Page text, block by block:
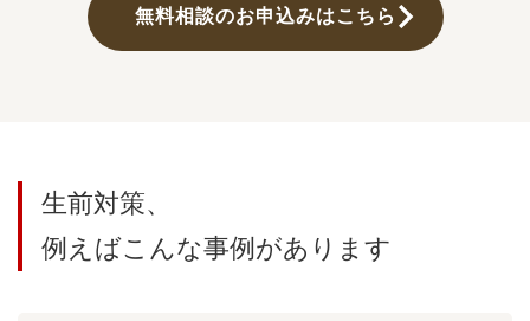
無料相談のお申込みはこちら
生前対策、
例えばこんな事例があります